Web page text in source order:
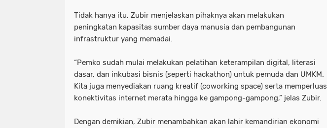
Tidak hanya itu, Zubir menjelaskan pihaknya akan melakukan
peningkatan kapasitas sumber daya manusia dan pembangunan
infrastruktur yang memadai.
“Pemko sudah mulai melakukan pelatihan keterampilan digital, literasi
dasar, dan inkubasi bisnis (seperti hackathon) untuk pemuda dan UMKM.
Kita juga menyediakan ruang kreatif (coworking space) serta memperluas
konektivitas internet merata hingga ke gampong-gampong,” jelas Zubir.
Dengan demikian, Zubir menambahkan akan lahir kemandirian ekonomi